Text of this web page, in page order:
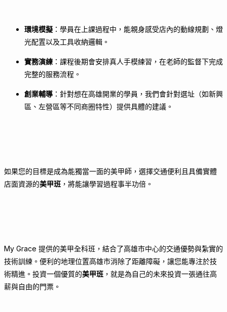
環境模擬 ：學員在上課過程中，能親身感受店內的動線規劃、燈
光配置以及工具收納邏輯。
實務演練 ：課程後期會安排真人手模練習，在老師的監督下完成
完整的服務流程。
創業輔導 ：針對想在高雄開業的學員，我們會針對選址（如新興
區、左營區等不同商圈特性）提供具體的建議。
如果您的目標是成為能獨當一面的美甲師，選擇交通便利且具備實體
店面資源的美甲班 ，將能讓學習過程事半功倍。
My Grace 提供的美甲全科班，結合了高雄市中心的交通優勢與紮實的
技術訓練。便利的地理位置高雄市消除了距離障礙，讓您能專注於技
術精進。投資一個優質的美甲班 ，就是為自己的未來投資一張通往高
薪與自由的門票。